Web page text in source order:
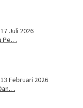
17 Juli 2026
Pe…
13 Februari 2026